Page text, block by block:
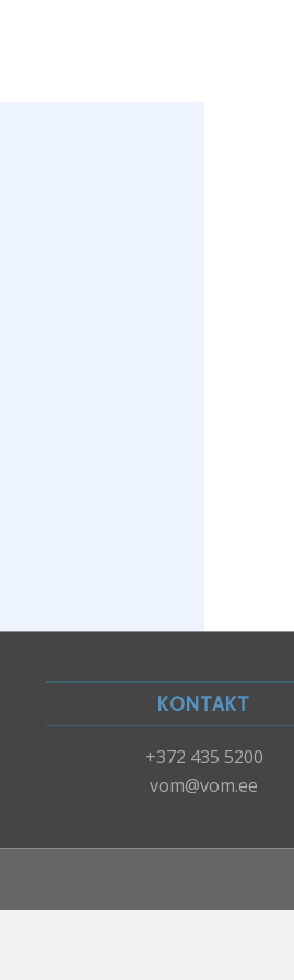
KONTAKT
+372 435 5200
vom@vom.ee